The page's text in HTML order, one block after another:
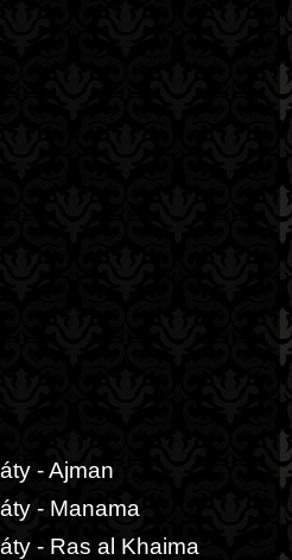
- Ajman
- Manama
- Ras al Khaima